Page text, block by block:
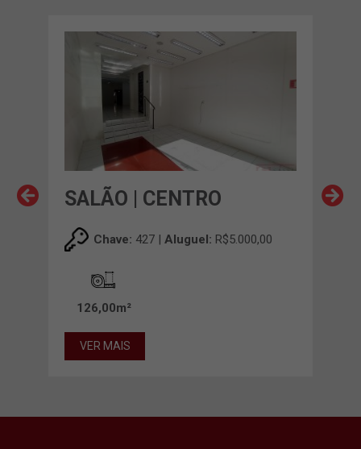
SALÃO | CENTRO
Chave: 427 | Aluguel: R$5.000,00
126,00m²
VER MAIS